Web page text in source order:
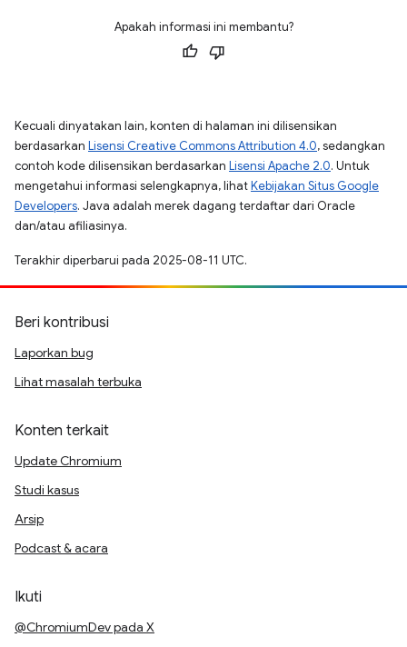
Apakah informasi ini membantu?
Kecuali dinyatakan lain, konten di halaman ini dilisensikan
berdasarkan Lisensi Creative Commons Attribution 4.0, sedangkan
contoh kode dilisensikan berdasarkan Lisensi Apache 2.0. Untuk
mengetahui informasi selengkapnya, lihatKebijakan Situs Google
Developers. Java adalah merek dagang terdaftar dari Oracle
dan/atau afiliasinya.
Terakhir diperbarui pada 2025-08-11 UTC.
Beri kontribusi
Laporkan bug
Lihat masalah terbuka
Konten terkait
Update Chromium
Studi kasus
Arsip
Podcast & acara
Ikuti
@ChromiumDev pada X